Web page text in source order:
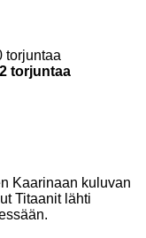
torjuntaa
torjuntaa
Kaarinaan kuluvan
Titaanit lähti